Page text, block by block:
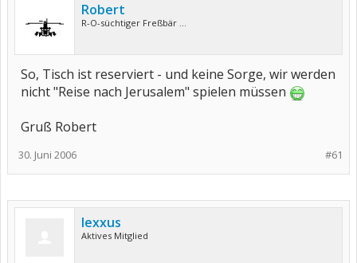
Robert
R-O-süchtiger Freßbär ...
So, Tisch ist reserviert - und keine Sorge, wir werden
nicht "Reise nach Jerusalem" spielen müssen
Gruß Robert
#61
30. Juni 2006
lexxus
Aktives Mitglied